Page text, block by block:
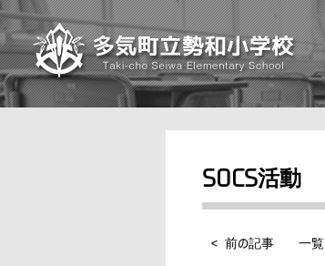
SOCS活動
< 前の記事 一覧